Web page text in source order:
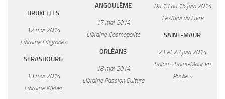
BRUXELLES
12 mai 2014
Librairie Filigranes
STRASBOURG
13 mai 2014
Librairie Kléber
ANGOULÊME
17 mai 2014
Librairie Cosmopolite
ORLÉANS
18 mai 2014
Librairie Passion Culture
Du 13 au 15 juin 2014
Festival du Livre
SAINT-MAUR
21 et 22 juin 2014
Salon « Saint-Maur en
Poche »